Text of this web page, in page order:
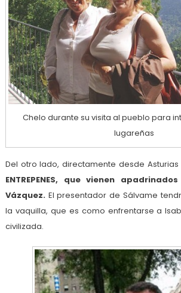
Chelo durante su visita al pueblo para
lugareñas
Del otro lado, directamente desde
ENTREPENES, que vienen
Vázquez.El presentador de Sálvame
la vaquilla, que es como enfrentarse a
civilizada.